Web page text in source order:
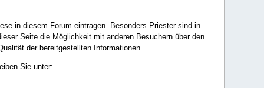
in diesem Forum eintragen. Besonders Priester sind in
Seite die Möglichkeit mit anderen Besuchern über den
der bereitgestellten Informationen.
Sie unter: